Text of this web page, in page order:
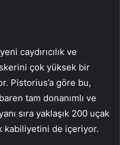
caydırıcılık ve
çok yüksek bir
Pistorius’a göre bu,
tam donanımlı ve
sıra yaklaşık 200 uçak
kabiliyetini de içeriyor.